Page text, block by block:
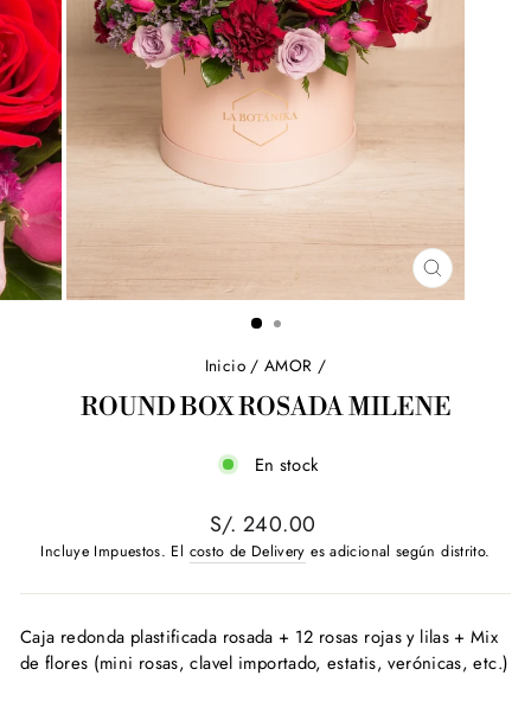
CERRAR
(ESC)
Inicio / AMOR /
ROUND BOX ROSADA MILENE
En stock
Precio
habitual
S/. 240.00
Incluye Impuestos. El costo de Delivery es adicional según distrito.
Caja redonda plastificada rosada + 12 rosas rojas y lilas + Mix
de flores (mini rosas, clavel importado, estatis, verónicas, etc.)